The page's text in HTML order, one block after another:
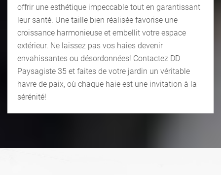
offrir une esthétique impeccable tout en garantissant
leur santé. Une taille bien réalisée favorise une
croissance harmonieuse et embellit votre espace
extérieur. Ne laissez pas vos haies devenir
envahissantes ou désordonnées! Contactez DD
Paysagiste 35 et faites de votre jardin un véritable
havre de paix, où chaque haie est une invitation à la
sérénité!